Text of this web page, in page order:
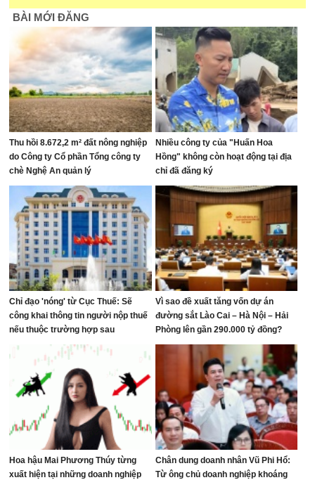
BÀI MỚI ĐĂNG
Thu hồi 8.672,2 m² đất nông nghiệp
do Công ty Cổ phần Tổng công ty
chè Nghệ An quản lý
Nhiều công ty của "Huấn Hoa
Hồng" không còn hoạt động tại địa
chỉ đã đăng ký
Chỉ đạo 'nóng' từ Cục Thuế: Sẽ
công khai thông tin người nộp thuế
nếu thuộc trường hợp sau
Vì sao đề xuất tăng vốn dự án
đường sắt Lào Cai – Hà Nội – Hải
Phòng lên gần 290.000 tỷ đồng?
Hoa hậu Mai Phương Thúy từng
xuất hiện tại những doanh nghiệp
Chân dung doanh nhân Vũ Phi Hổ:
Từ ông chủ doanh nghiệp khoáng